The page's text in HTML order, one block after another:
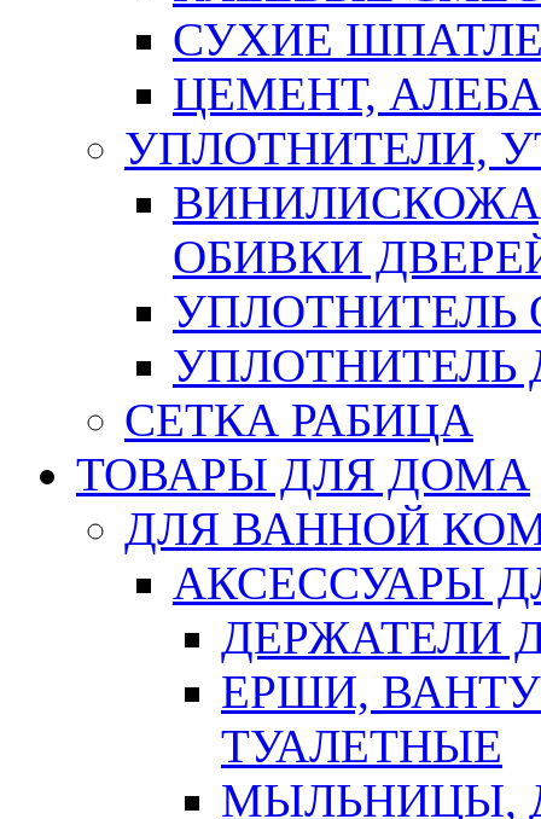
СУХИЕ
ЦЕМЕНТ,
УПЛОТНИТЕЛИ,
ОБИВКИ
УПЛОТНИТЕЛЬ
СЕТКА РАБИЦА
ТОВАРЫ ДЛЯ ДОМА
ДЛЯ ВАННОЙ
АКСЕССУАРЫ
ДЕРЖАТЕЛИ
ЕРШИ,
ТУАЛЕТНЫЕ
МЫЛЬНИЦЫ,